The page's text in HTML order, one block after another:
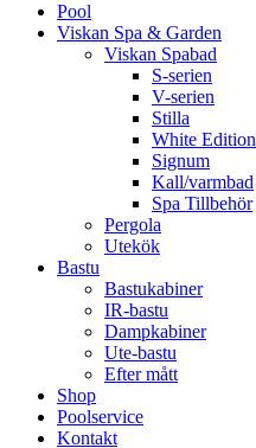
Pool
Viskan Spa & Garden
Viskan Spabad
S-serien
V-serien
Stilla
White Edition
Signum
Kall/varmbad
Spa Tillbehör
Pergola
Utekök
Bastu
Bastukabiner
IR-bastu
Dampkabiner
Ute-bastu
Efter mått
Shop
Poolservice
Kontakt